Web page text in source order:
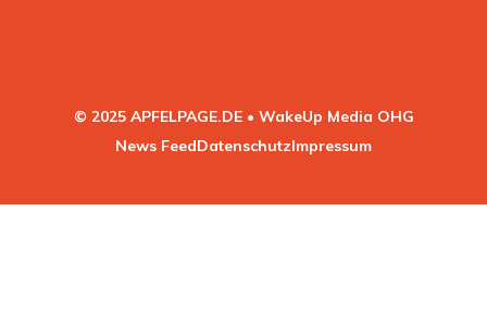
© 2025 APFELPAGE.DE • WakeUp Media OHG
News FeedDatenschutzImpressum